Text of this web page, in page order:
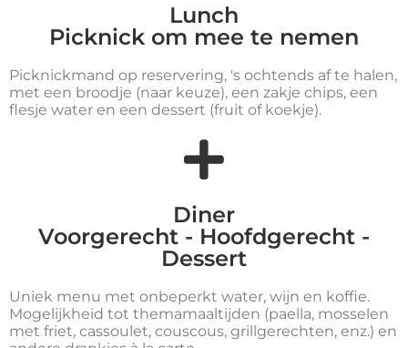
Lunch
Picknick om mee te nemen
Picknickmand op reservering, 's ochtends af te halen,
met een broodje (naar keuze), een zakje chips, een
flesje water en een dessert (fruit of koekje).
Diner
Voorgerecht - Hoofdgerecht -
Dessert
Uniek menu met onbeperkt water, wijn en koffie.
Mogelijkheid tot themamaaltijden (paella, mosselen
met friet, cassoulet, couscous, grillgerechten, enz.) en